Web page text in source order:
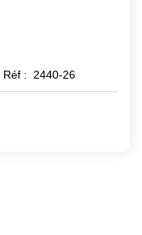
Réf : 2440-26